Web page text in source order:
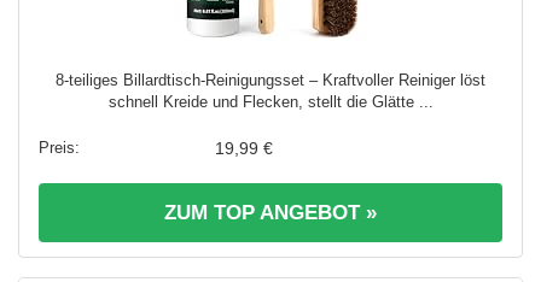
8-teiliges Billardtisch-Reinigungsset – Kraftvoller Reiniger löst
schnell Kreide und Flecken, stellt die Glätte ...
19,99 €
ZUM TOP ANGEBOT »